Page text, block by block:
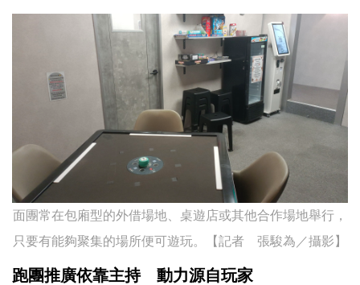
面團常在包廂型的外借場地、桌遊店或其他合作場地舉行，
只要有能夠聚集的場所便可遊玩。【記者 張駿為／攝影】
跑團推廣依靠主持 動力源自玩家